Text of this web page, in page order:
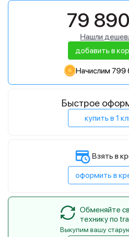
79
Нашли
добавить в
Начислим 799
Быстрое
купить в 1
Взять в
оформить в
Обменяйте
технику по
Выкупим вашу